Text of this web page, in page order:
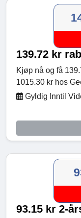
139.72 kr
Kjøp nå og få
1015.30 kr hos
Gyldig Inntil
93.15 kr 2-